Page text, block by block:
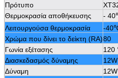
Πρότυπο
Θερμοκρασία αποθήκευσης
-
Λειτουργούσα θερμοκρασία
-
Χρώμα που δίνει το δείκτη (RA)80
Γωνία εξέτασης
120
Διασκεδασμός δύναμης
12W
Δύναμη
12W